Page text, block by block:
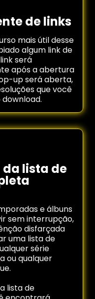
de links
mais útil desse
algum link de
será
após a abertura
up será aberta,
que você
lista de
e álbuns
sem interrupção,
disfarçada
uma lista de
série
a ou qualquer
lista de